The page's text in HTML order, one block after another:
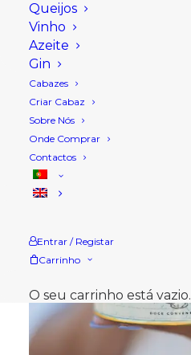
Queijos
Vinho
Azeite
Gin
Cabazes
Criar Cabaz
Sobre Nós
Onde Comprar
Contactos
Entrar / Registar
Carrinho
O seu carrinho está vazio.